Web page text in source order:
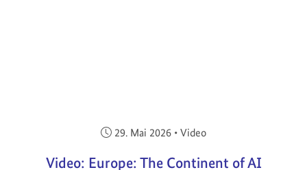
Veröffentlicht am:
29. Mai 2026 • Video
Video: Europe: The Continent of AI